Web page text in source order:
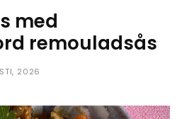
med
remouladsås
2026